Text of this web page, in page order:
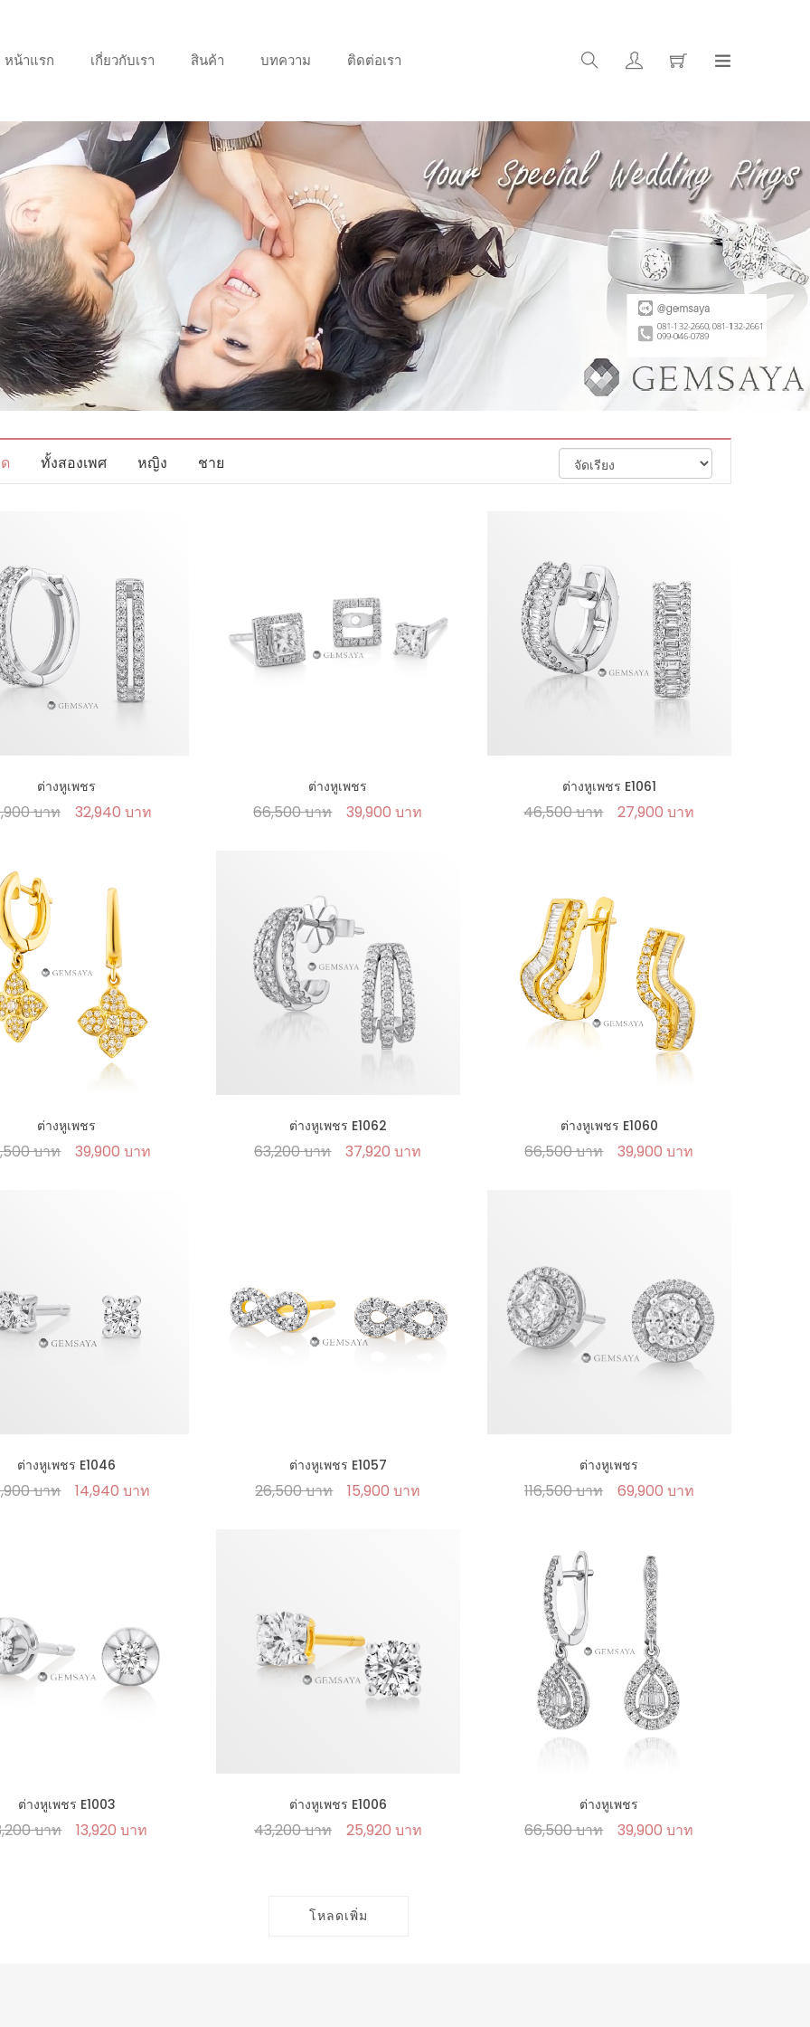
หน้าแรก เกี่ยวกับเรา สินค้า บทความ ติดต่อเรา
ทั้งสองเพศ หญิง ชาย
ต่างหูเพชร
บาท 32,940 บาท
ต่างหูเพชร
66,500 บาท 39,900 บาท
ต่างหูเพชร E1061
46,500 บาท 27,900 บาท
ต่างหูเพชร
บาท 39,900 บาท
ต่างหูเพชร E1062
63,200 บาท 37,920 บาท
ต่างหูเพชร E1060
66,500 บาท 39,900 บาท
ต่างหูเพชร E1046
บาท 14,940 บาท
ต่างหูเพชร E1057
26,500 บาท 15,900 บาท
ต่างหูเพชร
116,500 บาท 69,900 บาท
ต่างหูเพชร E1003
บาท 13,920 บาท
ต่างหูเพชร E1006
43,200 บาท 25,920 บาท
ต่างหูเพชร
66,500 บาท 39,900 บาท
โหลดเพิ่ม